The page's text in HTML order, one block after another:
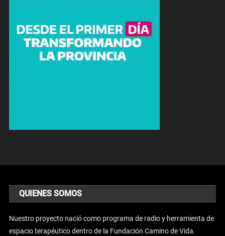
QUIENES SOMOS
Nuestro proyecto nació como programa de radio y herramienta de
espacio terapéutico dentro de la Fundación Camino de Vida.